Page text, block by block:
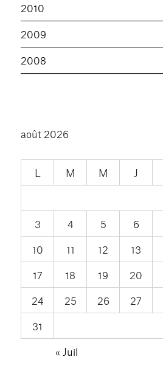
2010
2009
2008
août 2026
L M M J
3
4 5 6
10
11 12 13
17
18 19 20
24
25 26 27
31
« Juil